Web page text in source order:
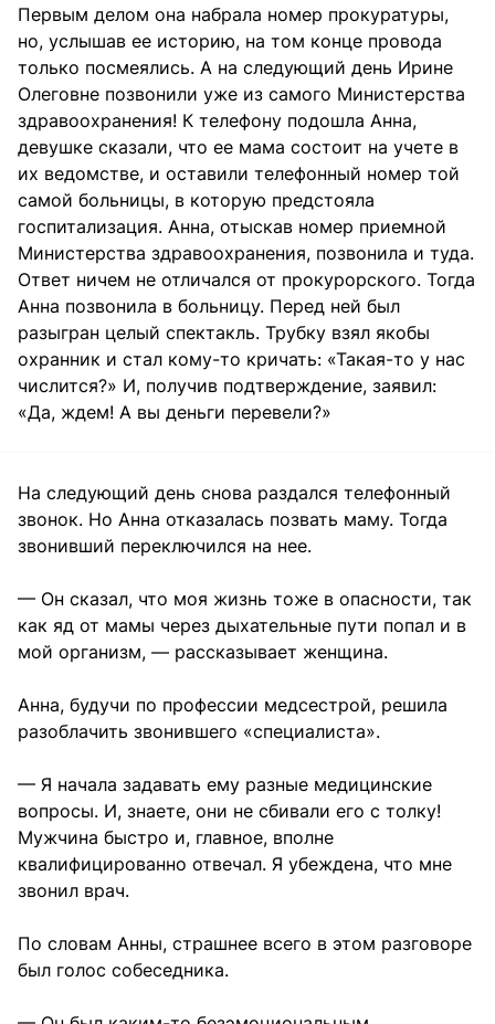
Первым делом она набрала номер прокуратуры,
но, услышав ее историю, на том конце провода
только посмеялись. А на следующий день Ирине
Олеговне позвонили уже из самого Министерства
здравоохранения! К телефону подошла Анна,
девушке сказали, что ее мама состоит на учете в
их ведомстве, и оставили телефонный номер той
самой больницы, в которую предстояла
госпитализация. Анна, отыскав номер приемной
Министерства здравоохранения, позвонила и туда.
Ответ ничем не отличался от прокурорского. Тогда
Анна позвонила в больницу. Перед ней был
разыгран целый спектакль. Трубку взял якобы
охранник и стал кому-то кричать: «Такая-то у нас
числится?» И, получив подтверждение, заявил:
«Да, ждем! А вы деньги перевели?»
На следующий день снова раздался телефонный
звонок. Но Анна отказалась позвать маму. Тогда
звонивший переключился на нее.
— Он сказал, что моя жизнь тоже в опасности, так
как яд от мамы через дыхательные пути попал и в
мой организм, — рассказывает женщина.
Анна, будучи по профессии медсестрой, решила
разоблачить звонившего «специалиста».
— Я начала задавать ему разные медицинские
вопросы. И, знаете, они не сбивали его с толку!
Мужчина быстро и, главное, вполне
квалифицированно отвечал. Я убеждена, что мне
звонил врач.
По словам Анны, страшнее всего в этом разговоре
был голос собеседника.